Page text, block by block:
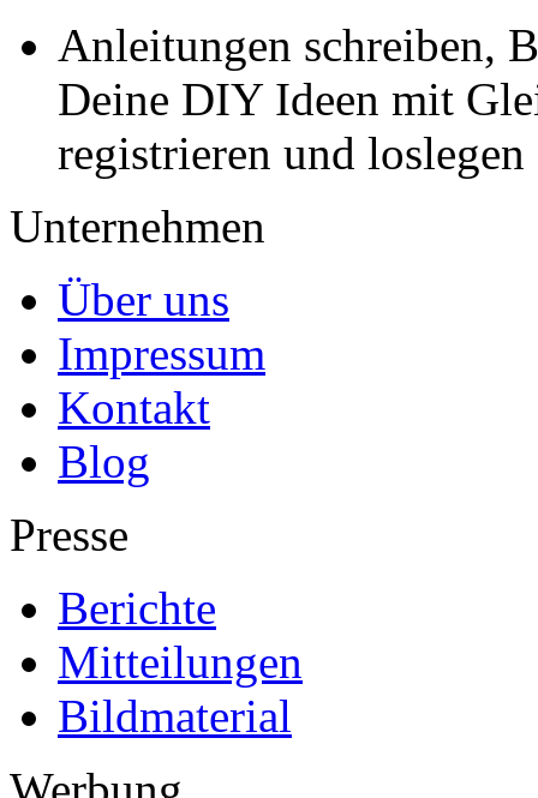
Anleitungen schreiben,
Deine DIY Ideen mit
registrieren und loslegen
Unternehmen
Über uns
Impressum
Kontakt
Blog
Presse
Berichte
Mitteilungen
Bildmaterial